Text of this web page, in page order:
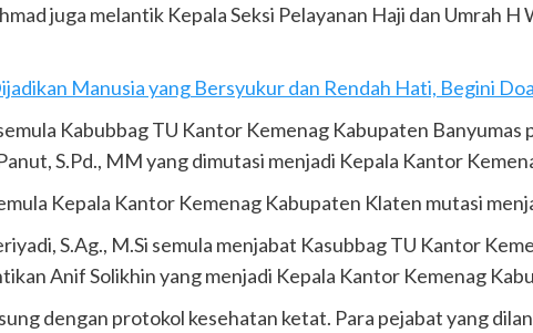
juga melantik Kepala Seksi Pelayanan Haji dan Umrah H
Manusia yang Bersyukur dan Rendah Hati, Begini
Kabubbag TU Kantor Kemenag Kabupaten
S.Pd., MM yang dimutasi menjadi Kepala Kantor
Kepala Kantor Kemenag Kabupaten Klaten mutasi
S.Ag., M.Si semula menjabat Kasubbag TU Kantor
Anif Solikhin yang menjadi Kepala Kantor Kemenag
dengan protokol kesehatan ketat. Para pejabat yang